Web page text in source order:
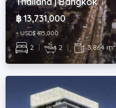
฿ 13,731,000
~ USD$ 415,000
2 | 2 | 3,864 m2